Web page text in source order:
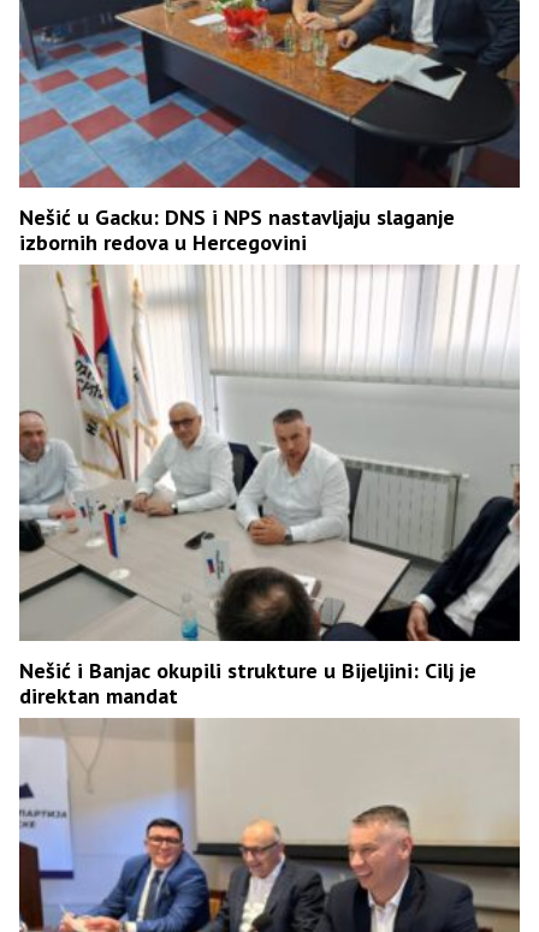
Nešić u Gacku: DNS i NPS nastavljaju slaganje
izbornih redova u Hercegovini
Nešić i Banjac okupili strukture u Bijeljini: Cilj je
direktan mandat